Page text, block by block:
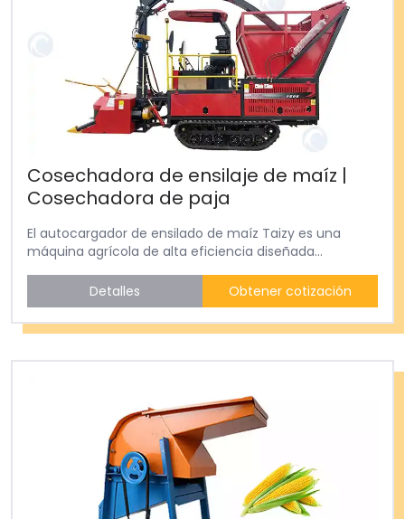
Cosechadora de ensilaje de maíz |
Cosechadora de paja
El autocargador de ensilado de maíz Taizy es una
máquina agrícola de alta eficiencia diseñada...
Detalles Obtener cotización